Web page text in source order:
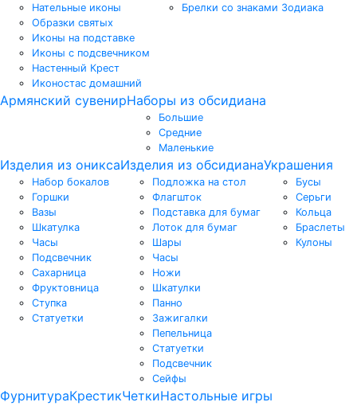
Нательные иконы
Образки святых
Иконы на подставке
Иконы с подсвечником
Настенный Крест
Иконостас домашний
Брелки со знаками Зодиака
Армянский сувенирНаборы из обсидиана
Большие
Средние
Маленькие
Изделия из оникса
Набор бокалов
Горшки
Вазы
Шкатулка
Часы
Подсвечник
Сахарница
Фруктовница
Ступка
Статуетки
Изделия из обсидиана
Подложка на стол
Флагшток
Подставка для бумаг
Лоток для бумаг
Шары
Часы
Ножи
Шкатулки
Панно
Зажигалки
Пепельница
Статуетки
Подсвечник
Сейфы
Украшения
Бусы
Серьги
Кольца
Браслеты
Кулоны
ФурнитураКрестикЧеткиНастольные игры